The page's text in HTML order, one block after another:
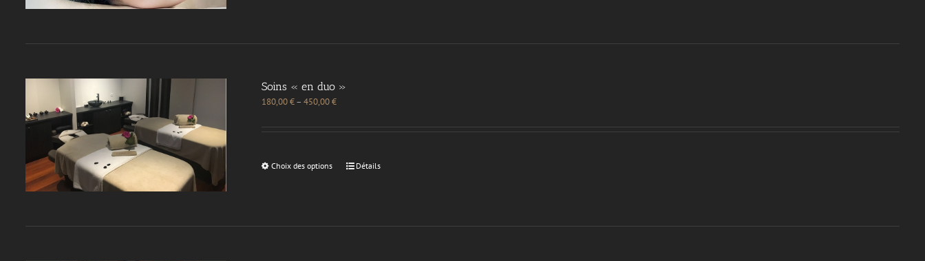
Soins « en duo »
180,00€– 450,00€
Choix des options Détails